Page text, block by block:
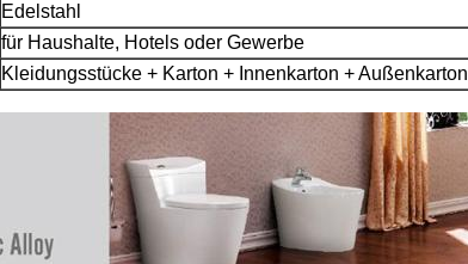
Edelstahl
für Haushalte, Hotels oder Gewerbe
Kleidungsstücke + Karton + Innenkarton + Außenkarton